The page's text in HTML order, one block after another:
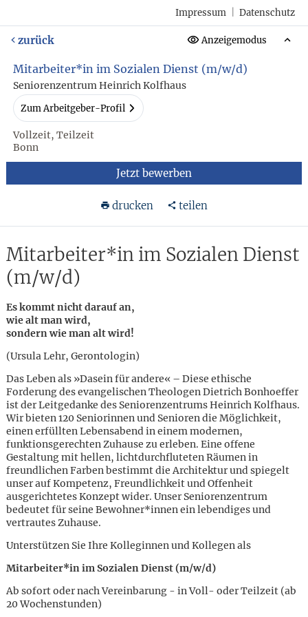
Impressum Datenschutz
zurück Anzeigemodus
Mitarbeiter*in im Sozialen Dienst (m/w/d)
Seniorenzentrum Heinrich Kolfhaus
Zum Arbeitgeber-Profil
Vollzeit, Teilzeit
Bonn
Jetzt bewerben
drucken teilen
Mitarbeiter*in im Sozialen Dienst
(m/w/d)
Es kommt nicht darauf an,
wie alt man wird,
sondern wie man alt wird!
(Ursula Lehr, Gerontologin)
Das Leben als »Dasein für andere« – Diese ethische
Forderung des evangelischen Theologen Dietrich Bonhoeffer
ist der Leitgedanke des Seniorenzentrums Heinrich Kolfhaus.
Wir bieten 120 Seniorinnen und Senioren die Möglichkeit,
einen erfüllten Lebensabend in einem modernen,
funktionsgerechten Zuhause zu erleben. Eine offene
Gestaltung mit hellen, lichtdurchfluteten Räumen in
freundlichen Farben bestimmt die Architektur und spiegelt
unser auf Kompetenz, Freundlichkeit und Offenheit
ausgerichtetes Konzept wider. Unser Seniorenzentrum
bedeutet für seine Bewohner*innen ein lebendiges und
vertrautes Zuhause.
Unterstützen Sie Ihre Kolleginnen und Kollegen als
Mitarbeiter*in im Sozialen Dienst (m/w/d)
Ab sofort oder nach Vereinbarung - in Voll- oder Teilzeit (ab
20 Wochenstunden)
Karte anzeigen